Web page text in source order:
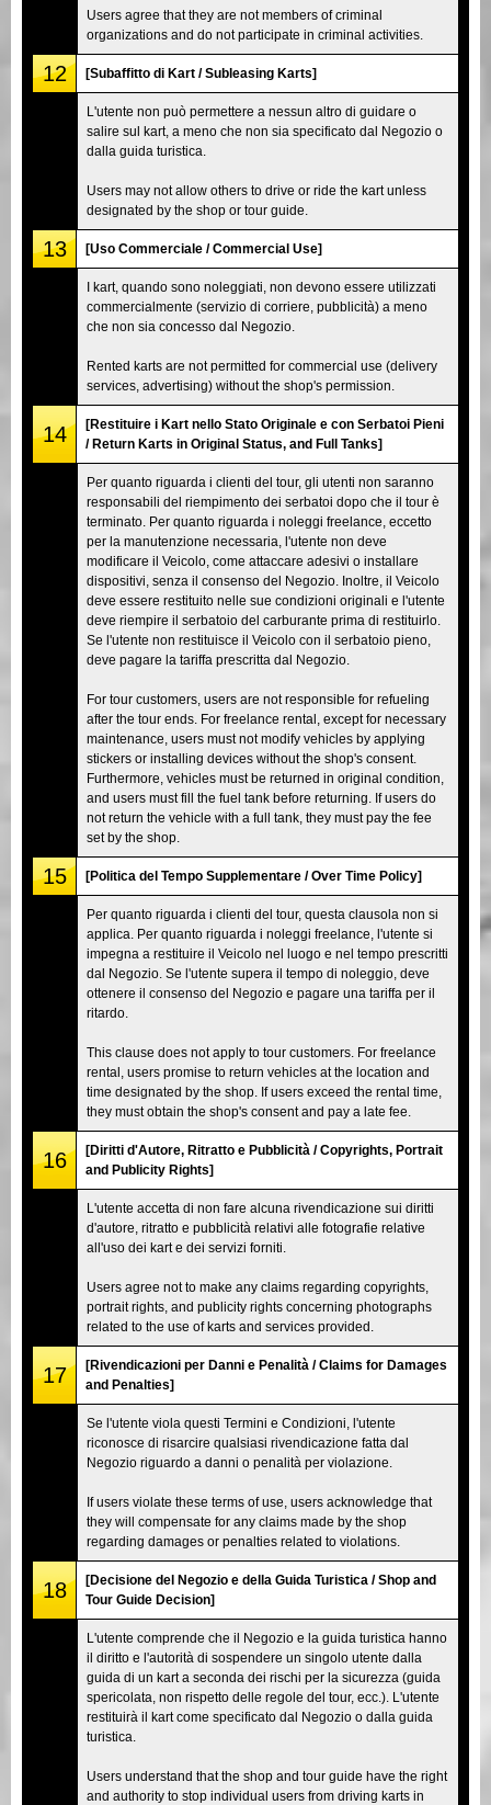
Users agree that they are not members of criminal
organizations and do not participate in criminal activities.
12 [Subaffitto di Kart / Subleasing Karts]
L'utente non può permettere a nessun altro di guidare o
salire sul kart, a meno che non sia specificato dal Negozio o
dalla guida turistica.
Users may not allow others to drive or ride the kart unless
designated by the shop or tour guide.
13 [Uso Commerciale / Commercial Use]
I kart, quando sono noleggiati, non devono essere utilizzati
commercialmente (servizio di corriere, pubblicità) a meno
che non sia concesso dal Negozio.
Rented karts are not permitted for commercial use (delivery
services, advertising) without the shop's permission.
14
[Restituire i Kart nello Stato Originale e con Serbatoi Pieni
/ Return Karts in Original Status, and Full Tanks]
Per quanto riguarda i clienti del tour, gli utenti non saranno
responsabili del riempimento dei serbatoi dopo che il tour è
terminato. Per quanto riguarda i noleggi freelance, eccetto
per la manutenzione necessaria, l'utente non deve
modificare il Veicolo, come attaccare adesivi o installare
dispositivi, senza il consenso del Negozio. Inoltre, il Veicolo
deve essere restituito nelle sue condizioni originali e l'utente
deve riempire il serbatoio del carburante prima di restituirlo.
Se l'utente non restituisce il Veicolo con il serbatoio pieno,
deve pagare la tariffa prescritta dal Negozio.
For tour customers, users are not responsible for refueling
after the tour ends. For freelance rental, except for necessary
maintenance, users must not modify vehicles by applying
stickers or installing devices without the shop's consent.
Furthermore, vehicles must be returned in original condition,
and users must fill the fuel tank before returning. If users do
not return the vehicle with a full tank, they must pay the fee
set by the shop.
15 [Politica del Tempo Supplementare / Over Time Policy]
Per quanto riguarda i clienti del tour, questa clausola non si
applica. Per quanto riguarda i noleggi freelance, l'utente si
impegna a restituire il Veicolo nel luogo e nel tempo prescritti
dal Negozio. Se l'utente supera il tempo di noleggio, deve
ottenere il consenso del Negozio e pagare una tariffa per il
ritardo.
This clause does not apply to tour customers. For freelance
rental, users promise to return vehicles at the location and
time designated by the shop. If users exceed the rental time,
they must obtain the shop's consent and pay a late fee.
16
[Diritti d'Autore, Ritratto e Pubblicità / Copyrights, Portrait
and Publicity Rights]
L'utente accetta di non fare alcuna rivendicazione sui diritti
d'autore, ritratto e pubblicità relativi alle fotografie relative
all'uso dei kart e dei servizi forniti.
Users agree not to make any claims regarding copyrights,
portrait rights, and publicity rights concerning photographs
related to the use of karts and services provided.
17
[Rivendicazioni per Danni e Penalità / Claims for Damages
and Penalties]
Se l'utente viola questi Termini e Condizioni, l'utente
riconosce di risarcire qualsiasi rivendicazione fatta dal
Negozio riguardo a danni o penalità per violazione.
If users violate these terms of use, users acknowledge that
they will compensate for any claims made by the shop
regarding damages or penalties related to violations.
18
[Decisione del Negozio e della Guida Turistica / Shop and
Tour Guide Decision]
L'utente comprende che il Negozio e la guida turistica hanno
il diritto e l'autorità di sospendere un singolo utente dalla
guida di un kart a seconda dei rischi per la sicurezza (guida
spericolata, non rispetto delle regole del tour, ecc.). L'utente
restituirà il kart come specificato dal Negozio o dalla guida
turistica.
Users understand that the shop and tour guide have the right
and authority to stop individual users from driving karts in